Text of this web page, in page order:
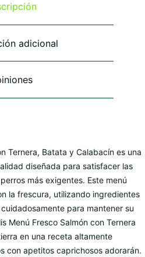
elegir
página
adicional
Ternera, Batata y Calabacín es una
diseñada para satisfacer las
más exigentes. Este menú
la frescura, utilizando ingredientes
para mantener su
Menú Fresco Salmón con Ternera
en una receta altamente
con apetitos caprichosos adorarán.